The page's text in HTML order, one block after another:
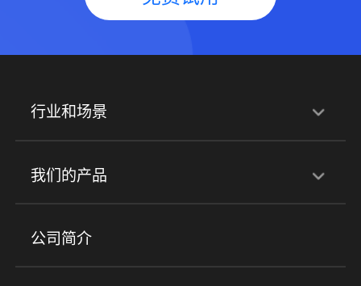
行业和场景
行业解决方案
培训机构 职业技能培训 兴趣培训
金融行业
我们的产品
产品
小程序商城 ERP 企微SCRM
公司简介